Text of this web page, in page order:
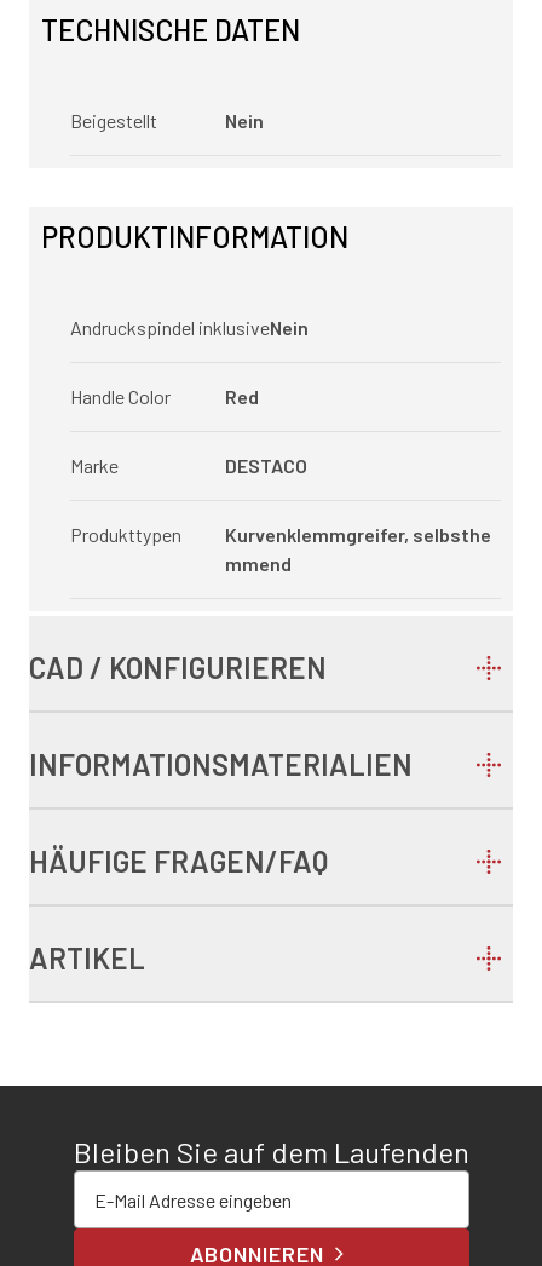
TECHNISCHE DATEN
Beigestellt Nein
PRODUKTINFORMATION
Andruckspindel inklusiveNein
Handle Color Red
Marke DESTACO
Produkttypen
Kurvenklemmgreifer, selbsthe
mmend
CAD / KONFIGURIEREN
INFORMATIONSMATERIALIEN
HÄUFIGE FRAGEN/FAQ
ARTIKEL
Bleiben Sie auf dem Laufenden
ABONNIEREN